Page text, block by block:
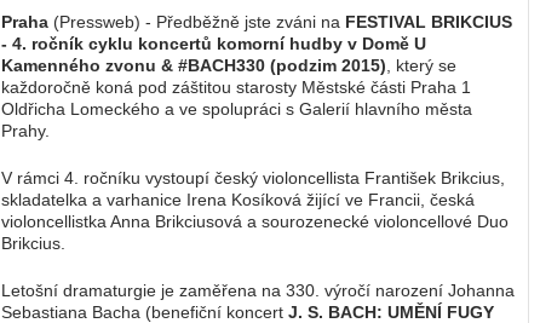
Praha (Pressweb) - Předběžně jste zváni na FESTIVAL BRIKCIUS
- 4. ročník cyklu koncertů komorní hudby v Domě U
Kamenného zvonu & #BACH330 (podzim 2015) , který se
každoročně koná pod záštitou starosty Městské části Praha 1
Oldřicha Lomeckého a ve spolupráci s Galerií hlavního města
Prahy.
V rámci 4. ročníku vystoupí český violoncellista František Brikcius,
skladatelka a varhanice Irena Kosíková žijící ve Francii, česká
violoncellistka Anna Brikciusová a sourozenecké violoncellové Duo
Brikcius.
Letošní dramaturgie je zaměřena na 330. výročí narození Johanna
Sebastiana Bacha (benefiční koncert J. S. BACH: UMĚNÍ FUGY